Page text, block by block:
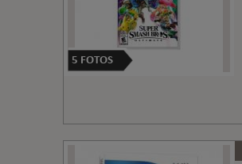
5 FOTOS